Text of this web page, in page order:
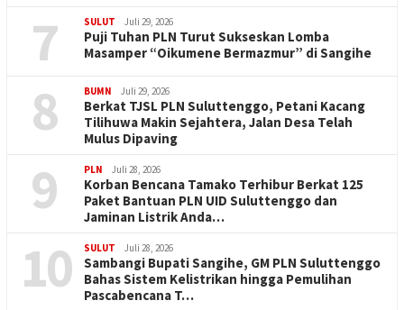
7 SULUT Juli 29, 2026
Puji Tuhan PLN Turut Sukseskan Lomba
Masamper “Oikumene Bermazmur” di Sangihe
8 BUMN Juli 29, 2026
Berkat TJSL PLN Suluttenggo, Petani Kacang
Tilihuwa Makin Sejahtera, Jalan Desa Telah
Mulus Dipaving
9 PLN Juli 28, 2026
Korban Bencana Tamako Terhibur Berkat 125
Paket Bantuan PLN UID Suluttenggo dan
Jaminan Listrik Anda…
10 SULUT Juli 28, 2026
Sambangi Bupati Sangihe, GM PLN Suluttenggo
Bahas Sistem Kelistrikan hingga Pemulihan
Pascabencana T…